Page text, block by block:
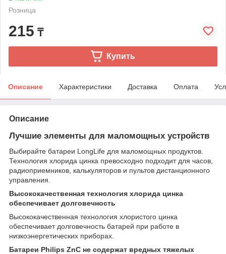
Розница
215 ₸
Купить
Описание Характеристики Доставка Оплата
Описание
Лучшие элементы для маломощных устройств
Выбирайте батареи LongLife для маломощных продуктов.
Технология хлорида цинка превосходно подходит для часов,
радиоприемников, калькуляторов и пультов дистанционного
управления.
Высококачественная технология хлорида цинка
обеспечивает долговечность
Высококачественная технология хлористого цинка
обеспечивает долговечность батарей при работе в
низкоэнергетических приборах.
Батареи Philips ZnC не содержат вредных тяжелых